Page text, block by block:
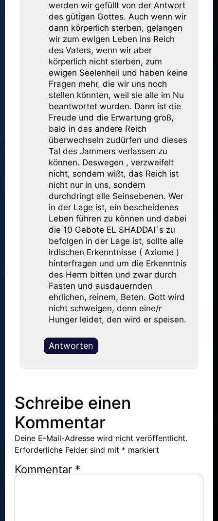
werden wir gefüllt von der Antwort
des gütigen Gottes. Auch wenn wir
dann körperlich sterben, gelangen
wir zum ewigen Leben ins Reich
des Vaters, wenn wir aber
körperlich nicht sterben, zum
ewigen Seelenheil und haben keine
Fragen mehr, die wir uns noch
stellen könnten, weil sie alle im Nu
beantwortet wurden. Dann ist die
Freude und die Erwartung groß,
bald in das andere Reich
überwechseln zudürfen und dieses
Tal des Jammers verlassen zu
können. Deswegen , verzweifelt
nicht, sondern wißt, das Reich ist
nicht nur in uns, sondern
durchdringt alle Seinsebenen. Wer
in der Lage ist, ein bescheidenes
Leben führen zu können und dabei
die 10 Gebote EL SHADDAI`s zu
befolgen in der Lage ist, sollte alle
irdischen Erkenntnisse ( Axiome )
hinterfragen und um die Erkenntnis
des Herrn bitten und zwar durch
Fasten und ausdauernden
ehrlichen, reinem, Beten. Gott wird
nicht schweigen, denn eine/r
Hunger leidet, den wird er speisen.
Antworten
Schreibe einen
Kommentar
Deine E-Mail-Adresse wird nicht veröffentlicht.
Erforderliche Felder sind mit * markiert
Kommentar *